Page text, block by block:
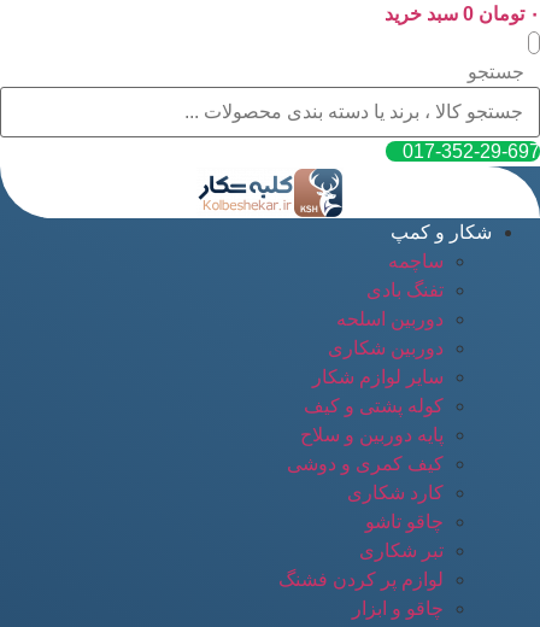
پرش
به
محتوا
۰ تومان 0 سبد خرید
جستجو
017-352-29-697
شکار و کمپ
ساچمه
تفنگ بادی
دوربین اسلحه
دوربین شکاری
سایر لوازم شکار
کوله پشتی و کیف
پایه دوربین و سلاح
کیف کمری و دوشی
کارد شکاری
چاقو تاشو
تبر شکاری
لوازم پر کردن فشنگ
چاقو و ابزار